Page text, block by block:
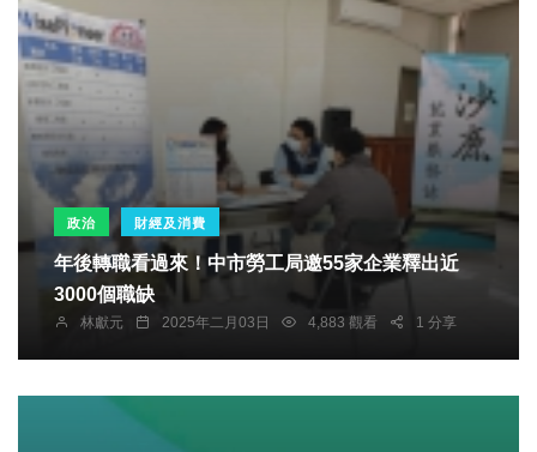
政治 財經及消費
年後轉職看過來！中市勞工局邀55家企業釋出近
3000個職缺
林獻元 2025年二月03日 4,883 觀看 1 分享